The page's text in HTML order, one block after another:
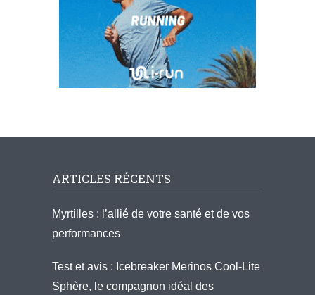
ARTICLES RÉCENTS
Myrtilles : l’allié de votre santé et de vos
performances
Test et avis : Icebreaker Merinos Cool-Lite
Sphère, le compagnon idéal des